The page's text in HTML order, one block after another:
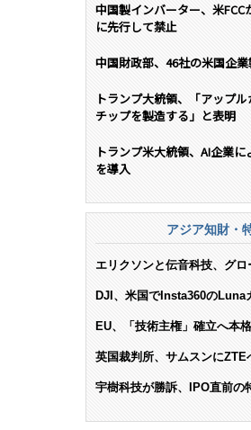
中国製インバーター、米
に先行して禁止
中国財政部、46社の米国企
トランプ大統領、「アップ
チップを製造する」と表明
トランプ米大統領、AI企業
を導入
アジア知財・
エリクソンと伝音科技、グ
DJI、米国でInsta360の
EU、「技術主権」確立へ本
英国裁判所、サムスンに
宇樹科技が勝訴、IPO直前の